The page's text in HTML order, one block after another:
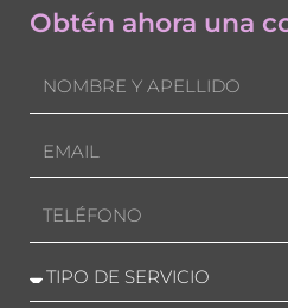
e
b
k
f
t
a
a
Obtén ahora una
Teléfono
Servicio
solicitado